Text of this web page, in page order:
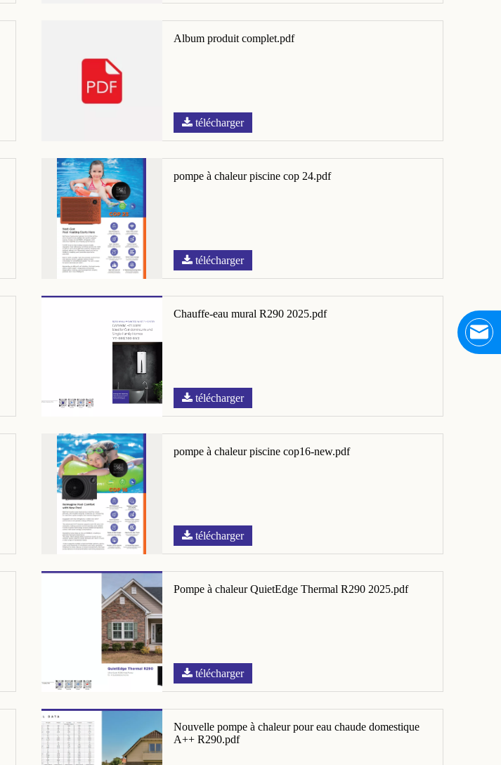
Album produit complet.pdf
télécharger
pompe à chaleur piscine cop 24.pdf
télécharger
Chauffe-eau mural R290 2025.pdf
télécharger
pompe à chaleur piscine cop16-new.pdf
télécharger
Pompe à chaleur QuietEdge Thermal R290 2025.pdf
télécharger
Nouvelle pompe à chaleur pour eau chaude domestique
A++ R290.pdf